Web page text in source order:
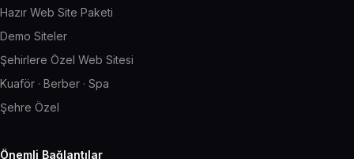
Hazır Web Site Paketi
Demo Siteler
Şehirlere Özel Web Sitesi
Kuaför · Berber · Spa
Şehre Özel
Önemli Bağlantılar